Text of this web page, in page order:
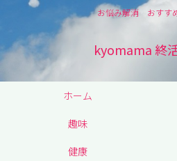
お悩み解消 おすす
kyomama 終
ホーム
趣味
健康